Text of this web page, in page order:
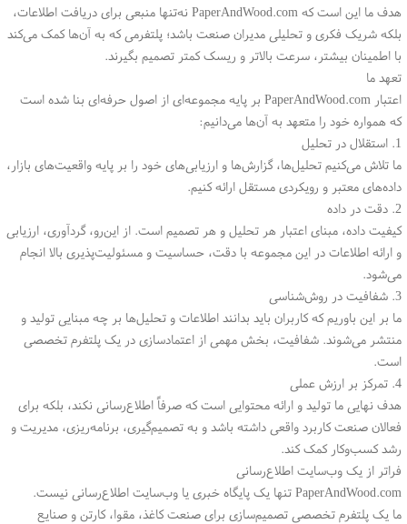
هدف ما این است که PaperAndWood.com نه‌تنها منبعی برای دریافت اطلاعات،
بلکه شریک فکری و تحلیلی مدیران صنعت باشد؛ پلتفرمی که به آن‌ها کمک می‌کند
با اطمینان بیشتر، سرعت بالاتر و ریسک کمتر تصمیم بگیرند.
تعهد ما
اعتبار PaperAndWood.com بر پایه مجموعه‌ای از اصول حرفه‌ای بنا شده است
که همواره خود را متعهد به آن‌ها می‌دانیم:
1. استقلال در تحلیل
ما تلاش می‌کنیم تحلیل‌ها، گزارش‌ها و ارزیابی‌های خود را بر پایه واقعیت‌های بازار،
داده‌های معتبر و رویکردی مستقل ارائه کنیم.
2. دقت در داده
کیفیت داده، مبنای اعتبار هر تحلیل و هر تصمیم است. از این‌رو، گردآوری، ارزیابی
و ارائه اطلاعات در این مجموعه با دقت، حساسیت و مسئولیت‌پذیری بالا انجام
می‌شود.
3. شفافیت در روش‌شناسی
ما بر این باوریم که کاربران باید بدانند اطلاعات و تحلیل‌ها بر چه مبنایی تولید و
منتشر می‌شوند. شفافیت، بخش مهمی از اعتمادسازی در یک پلتفرم تخصصی
است.
4. تمرکز بر ارزش عملی
هدف نهایی ما تولید و ارائه محتوایی است که صرفاً اطلاع‌رسانی نکند، بلکه برای
فعالان صنعت کاربرد واقعی داشته باشد و به تصمیم‌گیری، برنامه‌ریزی، مدیریت و
رشد کسب‌وکار کمک کند.
فراتر از یک وب‌سایت اطلاع‌رسانی
PaperAndWood.com تنها یک پایگاه خبری یا وب‌سایت اطلاع‌رسانی نیست.
ما یک پلتفرم تخصصی تصمیم‌سازی برای صنعت کاغذ، مقوا، کارتن و صنایع